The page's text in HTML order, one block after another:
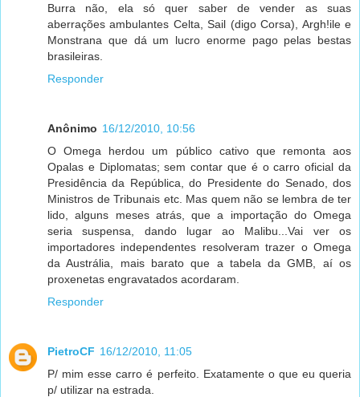
Burra não, ela só quer saber de vender as suas
aberrações ambulantes Celta, Sail (digo Corsa), Argh!ile e
Monstrana que dá um lucro enorme pago pelas bestas
brasileiras.
Responder
Anônimo 16/12/2010, 10:56
O Omega herdou um público cativo que remonta aos
Opalas e Diplomatas; sem contar que é o carro oficial da
Presidência da República, do Presidente do Senado, dos
Ministros de Tribunais etc. Mas quem não se lembra de ter
lido, alguns meses atrás, que a importação do Omega
seria suspensa, dando lugar ao Malibu...Vai ver os
importadores independentes resolveram trazer o Omega
da Austrália, mais barato que a tabela da GMB, aí os
proxenetas engravatados acordaram.
Responder
PietroCF 16/12/2010, 11:05
P/ mim esse carro é perfeito. Exatamente o que eu queria
p/ utilizar na estrada.